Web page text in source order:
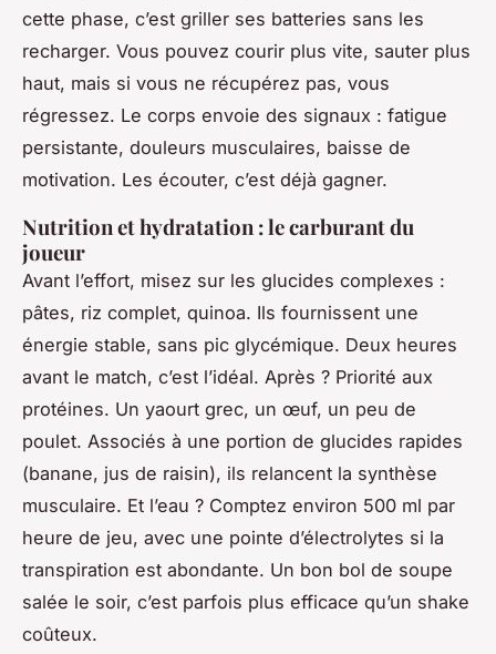
cette phase, c’est griller ses batteries sans les
recharger. Vous pouvez courir plus vite, sauter plus
haut, mais si vous ne récupérez pas, vous
régressez. Le corps envoie des signaux : fatigue
persistante, douleurs musculaires, baisse de
motivation. Les écouter, c’est déjà gagner.
Nutrition et hydratation : le carburant du
joueur
Avant l’effort, misez sur les glucides complexes :
pâtes, riz complet, quinoa. Ils fournissent une
énergie stable, sans pic glycémique. Deux heures
avant le match, c’est l’idéal. Après ? Priorité aux
protéines. Un yaourt grec, un œuf, un peu de
poulet. Associés à une portion de glucides rapides
(banane, jus de raisin), ils relancent la synthèse
musculaire. Et l’eau ? Comptez environ 500 ml par
heure de jeu, avec une pointe d’électrolytes si la
transpiration est abondante. Un bon bol de soupe
salée le soir, c’est parfois plus efficace qu’un shake
coûteux.